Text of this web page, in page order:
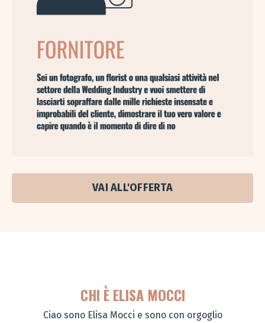
VAI ALL'OFFERTA
CHI È ELISA MOCCI
Ciao sono Elisa Mocci e sono con orgoglio